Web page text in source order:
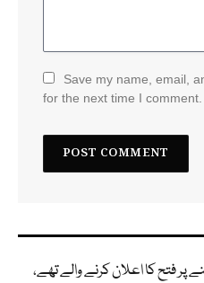
Save my name, email,
for the next time I comment.
پر فتح کا اعلان کرنے والے تھے،